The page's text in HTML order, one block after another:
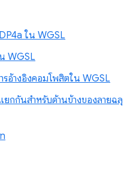
ใน WGSL
WGSL
อ้างอิงคอมโพสิตใน WGSL
กกันสำหรับด้านข้างของลายฉลุ